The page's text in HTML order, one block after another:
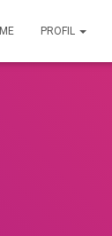
PROFIL